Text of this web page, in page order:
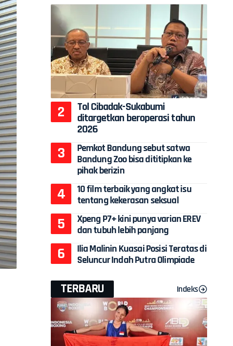
Tol Cibadak-Sukabumi
ditargetkan beroperasi tahun
2026
Pemkot Bandung sebut satwa
Bandung Zoo bisa dititipkan ke
pihak berizin
10 film terbaik yang angkat isu
tentang kekerasan seksual
Xpeng P7+ kini punya varian EREV
dan tubuh lebih panjang
Ilia Malinin Kuasai Posisi Teratas di
Seluncur Indah Putra Olimpiade
TERBARU Indeks